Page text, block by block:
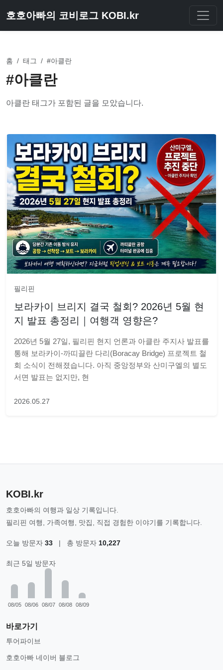
호호아빠의 코비로그 KOBI.kr
홈 / 태그 / #아클란
#아클란
아클란 태그가 포함된 글을 모았습니다.
필리핀
보라카이 브리지 결국 철회? 2026년 5월 현
지 발표 총정리｜여행객 영향은?
2026년 5월 27일, 필리핀 현지 언론과 아클란 주지사 발표를
통해 보라카이-까띠끌란 다리(Boracay Bridge) 프로젝트 철
회 소식이 전해졌습니다. 아직 중앙정부와 산미구엘의 별도
서면 발표는 없지만, 현
2026.05.27
KOBI.kr
호호아빠의 여행과 일상 기록입니다.
필리핀 여행, 가족여행, 맛집, 직접 경험한 이야기를 기록합니다.
오늘 방문자 33 | 총 방문자 10,227
최근 5일 방문자
08/05 08/06 08/07 08/08 08/09
바로가기
투어파이브
호호아빠 네이버 블로그